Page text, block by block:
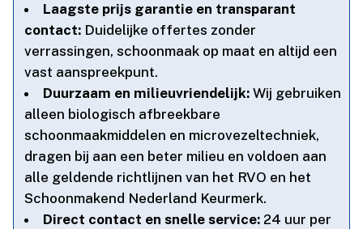
Laagste prijs garantie en transparant
contact: Duidelijke offertes zonder
verrassingen, schoonmaak op maat en altijd een
vast aanspreekpunt.​
Duurzaam en milieuvriendelijk: Wij gebruiken
alleen biologisch afbreekbare
schoonmaakmiddelen en microvezeltechniek,
dragen bij aan een beter milieu en voldoen aan
alle geldende richtlijnen van het RVO en het
Schoonmakend Nederland Keurmerk.​
Direct contact en snelle service: 24 uur per